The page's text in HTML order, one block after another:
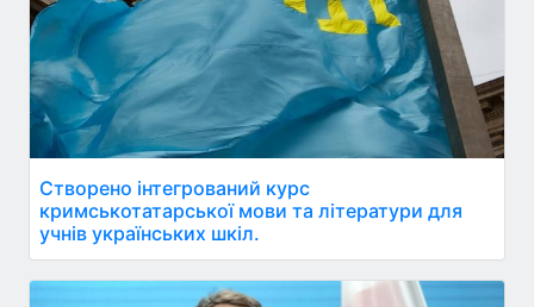
Створено інтегрований курс
кримськотатарської мови та літератури для
учнів українських шкіл.